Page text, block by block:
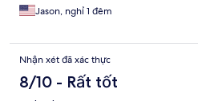
Jason, nghỉ 1 đêm
Nhận xét đã xác thực
8/10 - Rất tốt